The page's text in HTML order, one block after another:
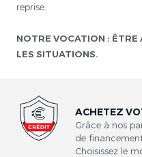
reprise.
NOTRE VOCATION :
LES SITUATIONS.
ACHETEZ
Grâce à nos
de
Choisissez le